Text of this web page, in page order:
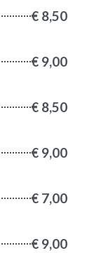
€ 8,50
€ 9,00
€ 8,50
€ 9,00
€ 7,00
€ 9,00